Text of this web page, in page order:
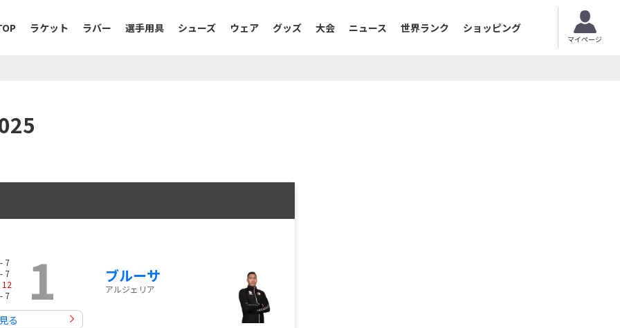
ラケット ラバー 選手用具 シューズ ウェア グッズ 大会 ニュース 世界ランク ショッピング
マイページ
7
7
12
7
1
る
ブルーサ
アルジェリア